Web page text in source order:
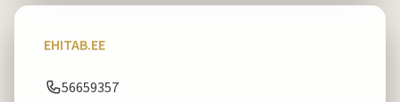
EHITAB.EE
56659357